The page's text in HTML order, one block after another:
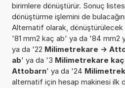
birimlere dönüştürür. Sonuç
dönüştürme işlemini de
Alternatif olarak,
'81 mm2 kaç ab' ya da '84 mm2
ya da '22 Milimetrekare ->
ab' ya da '3 Milimetrekare kaç
Attobarn' ya da '24
alternatif için hesap makinesi ilk